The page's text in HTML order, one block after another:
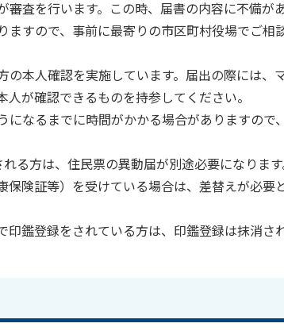
査を行います。この時、届書の内容に不備が
すので、事前に最寄りの市区町村役場でご相
本人確認を実施しています。届出の際には、
が確認できるものを持参してください。
なるまでに時間がかかる場合がありますので
る方は、住民票の異動届が別途必要になりま
険証等）を受けている場合は、差替えが必要
鑑登録をされている方は、印鑑登録は抹消さ